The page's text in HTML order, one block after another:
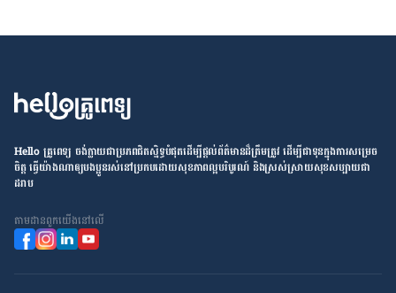
Hello គ្រូពេទ្យ ​ចង់​ក្លាយ​ជា​ប្រភព​ជិតស្និទ្ធបំផុតដើម្បី​ផ្ដល់​ព័ត៌មាន​ដ៏​ត្រឹមត្រូវ​ ដើម្បី​ជា​ទុន​ក្នុង​ការ​សម្រេច​
ចិត្ត ធ្វើ​យ៉ាង​ណា​ឲ្យ​បងប្អូន​រស់នៅ​ប្រកប​ដោយ​សុខភាព​ល្អ​បរិបូរណ៍ និង​ស្រស់ស្រាយ​សុខសប្បាយ​ជា​
ដរាប
តាម​ដាន​ពួក​យើង​នៅ​លើ